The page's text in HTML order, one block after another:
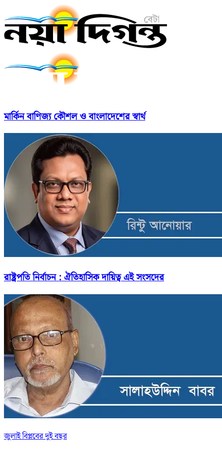
মার্কিন বাণিজ্য কৌশল ও বাংলাদেশের স্বার্থ
রাষ্ট্রপতি নির্বাচন : ঐতিহাসিক দায়িত্ব এই সংসদের
জুলাই বিপ্লবের দুই বছর